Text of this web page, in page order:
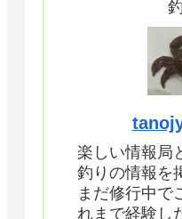
楽しい情報局
釣りの情報を
まだ修行中で
れまで経験し